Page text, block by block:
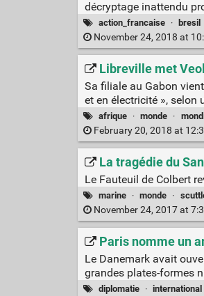
décryptage inattendu
action_francaise · bresil
November 24, 2018 at
Libreville met
Sa filiale au Gabon
et en électricité », selon
afrique · monde ·
February 20, 2018 at
La tragédie du
Le Fauteuil de Colbert
marine · monde ·
November 24, 2017 at
Paris nomme un
Le Danemark avait
grandes plates-formes
diplomatie · international